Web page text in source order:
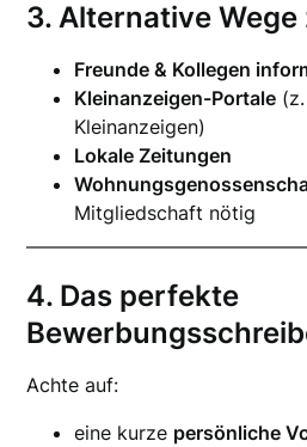
3. Alternative
Freunde & Kollegen
Kleinanzeigen-Portale
Kleinanzeigen)
Lokale Zeitungen
Mitgliedschaft nötig
4. Das perfekte
Achte auf:
eine kurze persönliche